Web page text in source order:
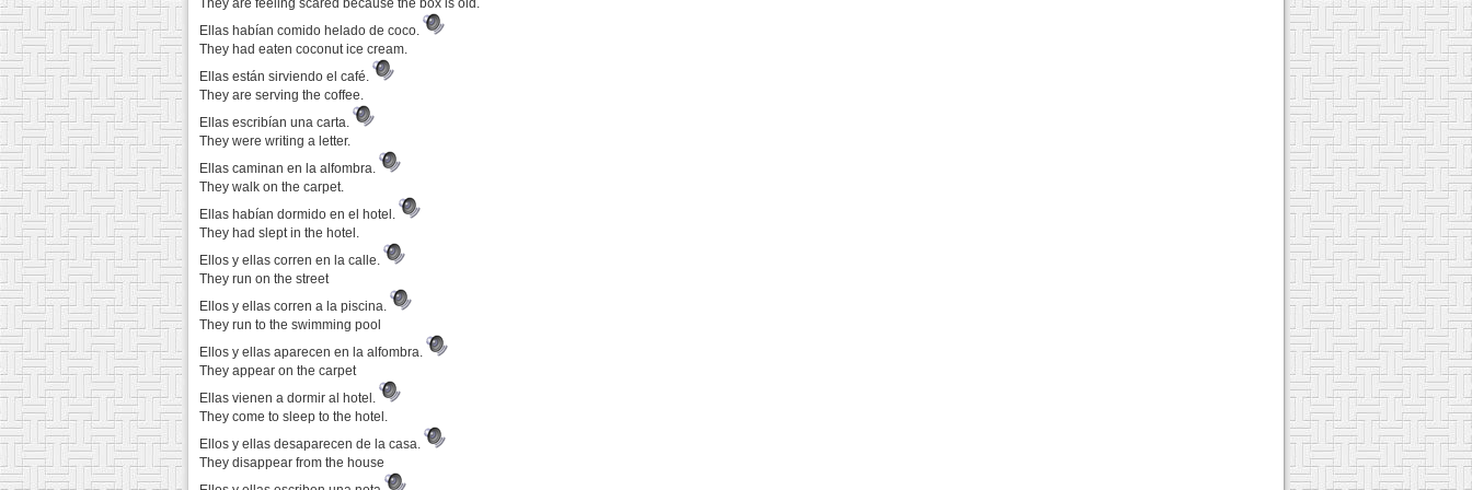
They are feeling scared because the box is old.
Ellas habían comido helado de coco.
They had eaten coconut ice cream.
Ellas están sirviendo el café.
They are serving the coffee.
Ellas escribían una carta.
They were writing a letter.
Ellas caminan en la alfombra.
They walk on the carpet.
Ellas habían dormido en el hotel.
They had slept in the hotel.
Ellos y ellas corren en la calle.
They run on the street
Ellos y ellas corren a la piscina.
They run to the swimming pool
Ellos y ellas aparecen en la alfombra.
They appear on the carpet
Ellas vienen a dormir al hotel.
They come to sleep to the hotel.
Ellos y ellas desaparecen de la casa.
They disappear from the house